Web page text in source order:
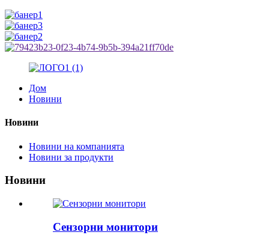
Дом
Новини
Новини
Новини на компанията
Новини за продукти
Новини
Сензорни монитори